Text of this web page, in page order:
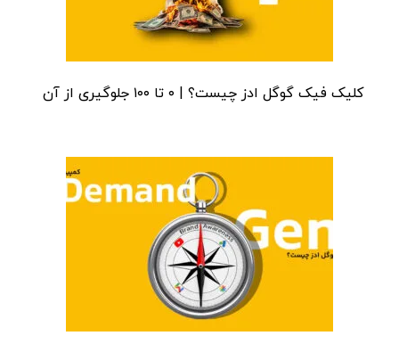
کلیک فیک گوگل ادز چیست؟ | ۰ تا ۱۰۰ جلوگیری از آن